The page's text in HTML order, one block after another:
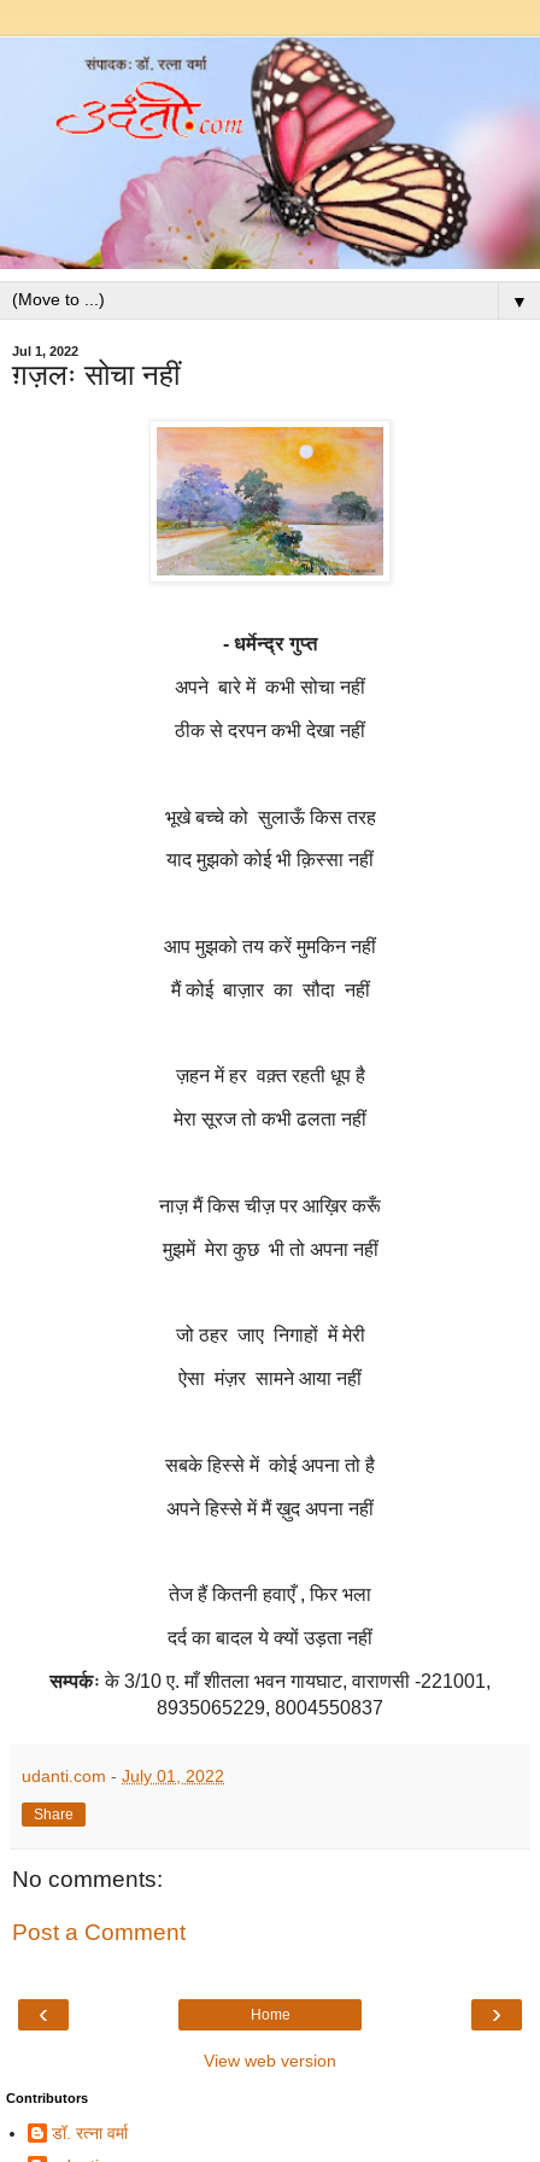
▼
Jul 1, 2022
ग़ज़लः सोचा नहीं
- धर्मेन्द्र गुप्त
अपने बारे में कभी सोचा नहीं
ठीक से दरपन कभी देखा नहीं
भूखे बच्चे को सुलाऊँ किस तरह
याद मुझको कोई भी क़िस्सा नहीं
आप मुझको तय करें मुमकिन नहीं
मैं कोई बाज़ार का सौदा नहीं
ज़हन में हर वक़्त रहती धूप है
मेरा सूरज तो कभी ढलता नहीं
नाज़ मैं किस चीज़ पर आख़िर करूँ
मुझमें मेरा कुछ भी तो अपना नहीं
जो ठहर जाए निगाहों में मेरी
ऐसा मंज़र सामने आया नहीं
सबके हिस्से में कोई अपना तो है
अपने हिस्से में मैं ख़ुद अपना नहीं
तेज हैं कितनी हवाएँ,फिर भला
दर्द का बादल ये क्यों उड़ता नहीं
सम्पर्कः के3/10ए. माँ शीतला भवन गायघाट,वाराणसी -221001,
8935065229, 8004550837
udanti.com - July 01, 2022
Share
No comments:
Post a Comment
‹ ›
Home
View web version
Contributors
डॉ. रत्ना वर्मा